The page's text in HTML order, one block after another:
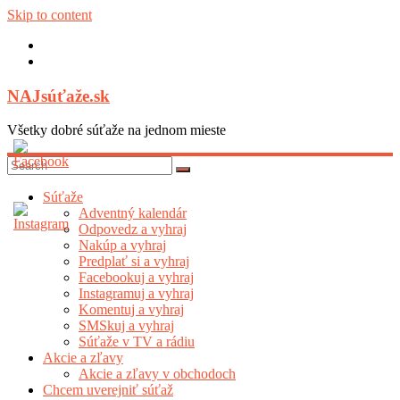
Skip to content
NAJsúťaže.sk
Všetky dobré súťaže na jednom mieste
Súťaže
Adventný kalendár
Odpovedz a vyhraj
Nakúp a vyhraj
Predplať si a vyhraj
Facebookuj a vyhraj
Instagramuj a vyhraj
Komentuj a vyhraj
SMSkuj a vyhraj
Súťaže v TV a rádiu
Akcie a zľavy
Akcie a zľavy v obchodoch
Chcem uverejniť súťaž